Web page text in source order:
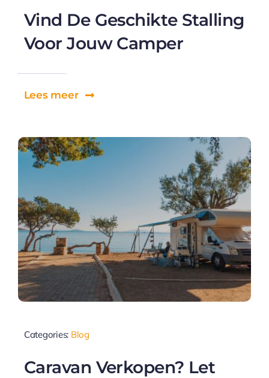
Vind De Geschikte Stalling
Voor Jouw Camper
Lees meer
Categories: Blog
Caravan Verkopen? Let